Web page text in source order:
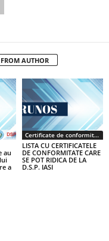
AUTHOR
au
a
Certificate de conformitate
LISTA CU CERTIFICATELE
DE CONFORMITATE CARE
SE POT RIDICA DE LA
D.S.P. IASI